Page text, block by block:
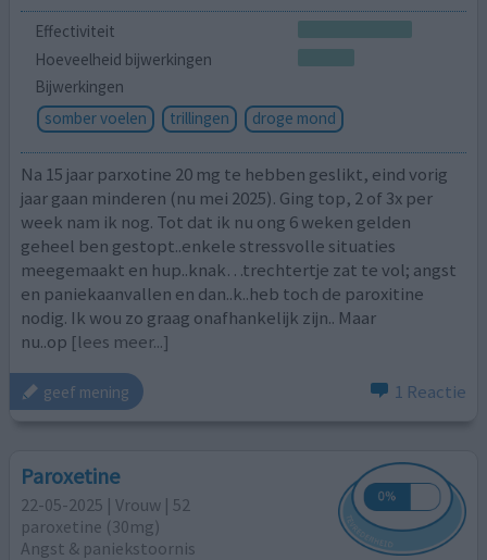
Effectiviteit
Hoeveelheid bijwerkingen
Bijwerkingen
somber voelen
trillingen droge mond
Na 15 jaar parxotine 20 mg te hebben geslikt, eind vorig
jaar gaan minderen (nu mei 2025). Ging top, 2 of 3x per
week nam ik nog. Tot dat ik nu ong 6 weken gelden
geheel ben gestopt..enkele stressvolle situaties
meegemaakt en hup..knak…trechtertje zat te vol; angst
en paniekaanvallen en dan..k..heb toch de paroxitine
nodig. Ik wou zo graag onafhankelijk zijn.. Maar
nu..op [lees meer...]
geef mening 1 Reactie
Paroxetine
22-05-2025 | Vrouw | 52
paroxetine (30mg)
Angst & paniekstoornis